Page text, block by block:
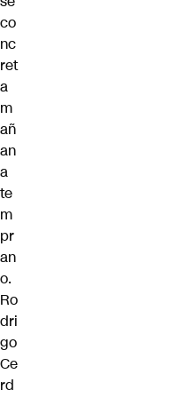
co
nc
ret
a
m
añ
an
a
te
m
pr
an
o.
Ro
dri
go
Ce
rd